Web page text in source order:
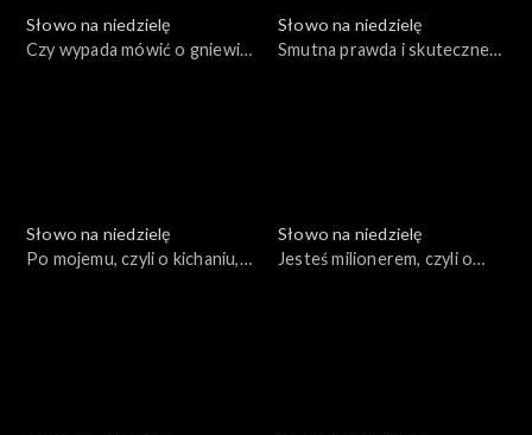
Słowo na niedzielę
Czy wypada mówić o gniewie
Słowo na niedzielę
Smutna prawda i skuteczne
Słowo na niedzielę
Po mojemu, czyli o kichaniu,
Słowo na niedzielę
Jesteś milionerem, czyli o